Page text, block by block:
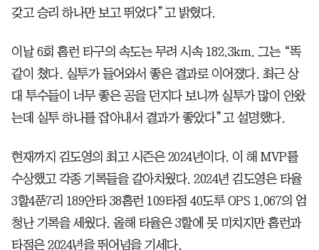
갖고 승리 하나만 보고 뛰었다”고 밝혔다.
이날 6회 홈런 타구의 속도는 무려 시속 182.3km. 그는 “똑
같이 쳤다. 실투가 들어와서 좋은 결과로 이어졌다. 최근 상
대 투수들이 너무 좋은 공을 던지다 보니까 실투가 많이 안왔
는데 실투 하나를 잡아내서 결과가 좋았다”고 설명했다.
현재까지 김도영의 최고 시즌은 2024년이다. 이 해 MVP를
수상했고 각종 기록들을 갈아치웠다. 2024년 김도영은 타율
3할4푼7리 189안타 38홈런 109타점 40도루 OPS 1.067의 엄
청난 기록을 세웠다. 올해 타율은 3할에 못 미치지만 홈런과
타점은 2024년을 뛰어넘을 기세다.